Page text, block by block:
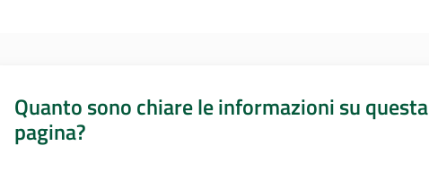
Quanto sono chiare le informazioni su questa
pagina?